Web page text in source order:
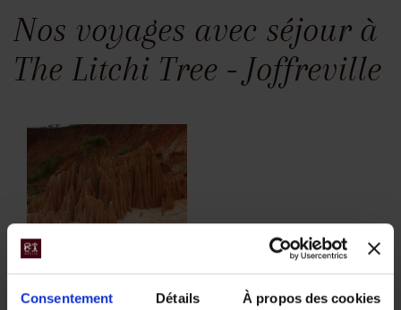
Consentement Détails À propos des cookies
Nos voyages avec séjour à
The Litchi Tree - Joffreville
Le Nord de
Madagascar,